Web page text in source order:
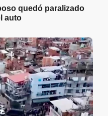
quedó paralizado
auto